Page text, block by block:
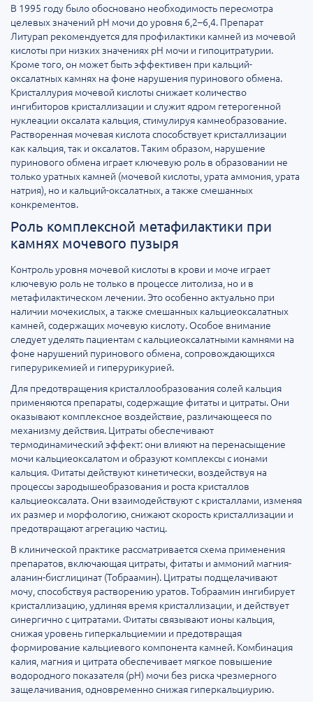
В 1995 году было обосновано необходимость пересмотра
целевых значений pH мочи до уровня 6,2–6,4. Препарат
Литурап рекомендуется для профилактики камней из мочевой
кислоты при низких значениях pH мочи и гипоцитратурии.
Кроме того, он может быть эффективен при кальций-
оксалатных камнях на фоне нарушения пуринового обмена.
Кристаллурия мочевой кислоты снижает количество
ингибиторов кристаллизации и служит ядром гетерогенной
нуклеации оксалата кальция, стимулируя камнеобразование.
Растворенная мочевая кислота способствует кристаллизации
как кальция, так и оксалатов. Таким образом, нарушение
пуринового обмена играет ключевую роль в образовании не
только уратных камней (мочевой кислоты, урата аммония, урата
натрия), но и кальций-оксалатных, а также смешанных
конкрементов.
Роль комплексной метафилактики при
камнях мочевого пузыря
Контроль уровня мочевой кислоты в крови и моче играет
ключевую роль не только в процессе литолиза, но и в
метафилактическом лечении. Это особенно актуально при
наличии мочекислых, а также смешанных кальциеоксалатных
камней, содержащих мочевую кислоту. Особое внимание
следует уделять пациентам с кальциеоксалатными камнями на
фоне нарушений пуринового обмена, сопровождающихся
гиперурикемией и гиперурикурией.
Для предотвращения кристаллообразования солей кальция
применяются препараты, содержащие фитаты и цитраты. Они
оказывают комплексное воздействие, различающееся по
механизму действия. Цитраты обеспечивают
термодинамический эффект: они влияют на перенасыщение
мочи кальциеоксалатом и образуют комплексы с ионами
кальция. Фитаты действуют кинетически, воздействуя на
процессы зародышеобразования и роста кристаллов
кальциеоксалата. Они взаимодействуют с кристаллами, изменяя
их размер и морфологию, снижают скорость кристаллизации и
предотвращают агрегацию частиц.
В клинической практике рассматривается схема применения
препаратов, включающая цитраты, фитаты и аммоний магния-
аланин-бисглицинат (Тобраамин). Цитраты подщелачивают
мочу, способствуя растворению уратов. Тобраамин ингибирует
кристаллизацию, удлиняя время кристаллизации, и действует
синергично с цитратами. Фитаты связывают ионы кальция,
снижая уровень гиперкальциемии и предотвращая
формирование кальциевого компонента камней. Комбинация
калия, магния и цитрата обеспечивает мягкое повышение
водородного показателя (pH) мочи без риска чрезмерного
защелачивания, одновременно снижая гиперкальциурию.